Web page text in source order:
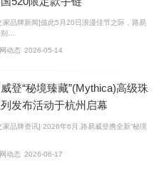
的良渚文化艺术中心
易威登选址南宋德寿宫举
最高的皇家宫苑,完整留存
貌,更是首度为品牌点亮华
迹间感受东方礼序与当代优
宋美学与路易威登高级珠宝
以光影勾勒古建轮廓,将历史
话的高度｡
家品牌新闻]值此5月20日浪漫佳节之际，路易
...
动态 2026-05-14
登“秘境臻藏”(Mythica)高级珠
发布活动于杭州启幕
家品牌资讯] 2026年6月,路易威登携全新“秘境
动态 2026-06-17